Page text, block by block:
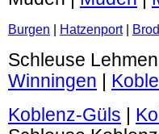
Burgen Hatzenport|
Schleuse Lehmen
Winningen
Koblenz-Güls